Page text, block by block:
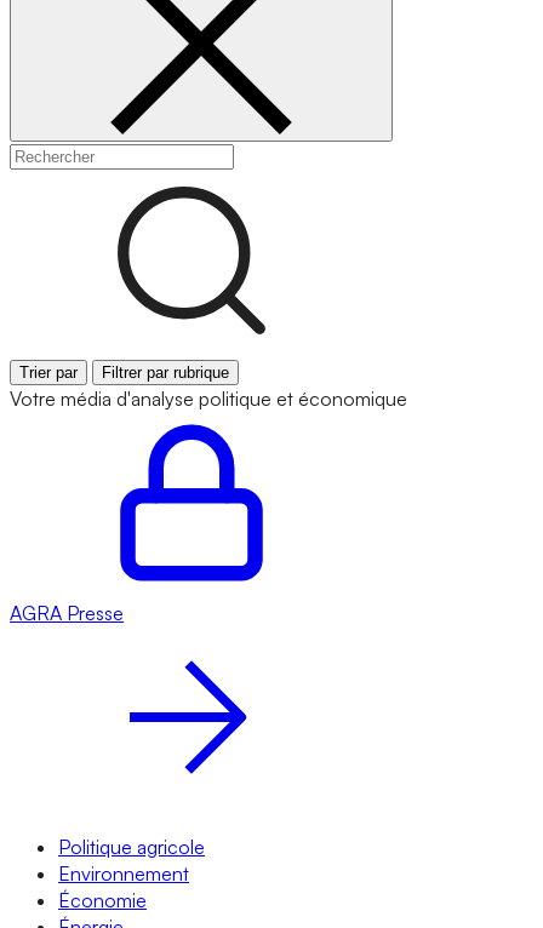
Trier par Filtrer par rubrique
Votre média d'analyse politique et économique
AGRA Presse
Politique agricole
Environnement
Économie